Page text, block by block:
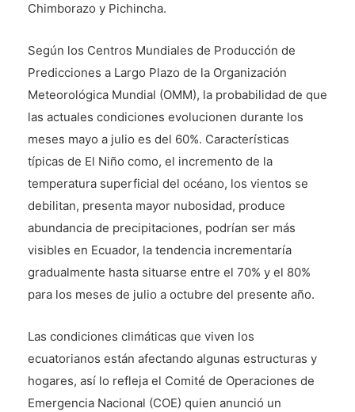
Chimborazo y Pichincha.
Según los Centros Mundiales de Producción de
Predicciones a Largo Plazo de la Organización
Meteorológica Mundial (OMM), la probabilidad de que
las actuales condiciones evolucionen durante los
meses mayo a julio es del 60%. Características
típicas de El Niño como, el incremento de la
temperatura superficial del océano, los vientos se
debilitan, presenta mayor nubosidad, produce
abundancia de precipitaciones, podrían ser más
visibles en Ecuador, la tendencia incrementaría
gradualmente hasta situarse entre el 70% y el 80%
para los meses de julio a octubre del presente año.
Las condiciones climáticas que viven los
ecuatorianos están afectando algunas estructuras y
hogares, así lo refleja el Comité de Operaciones de
Emergencia Nacional (COE) quien anunció un